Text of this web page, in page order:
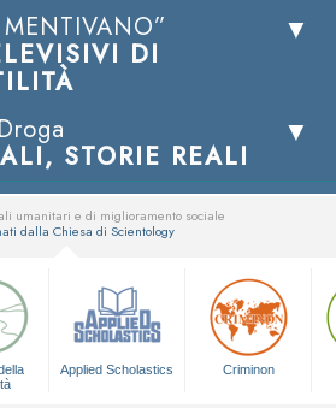
DI
STORIE REALI
umanitari e di miglioramento sociale
dalla Chiesa di Scientology
Applied Scholastics Criminon